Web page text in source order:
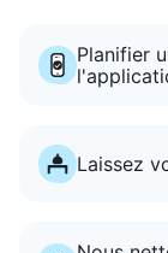
Planifier
Laissez